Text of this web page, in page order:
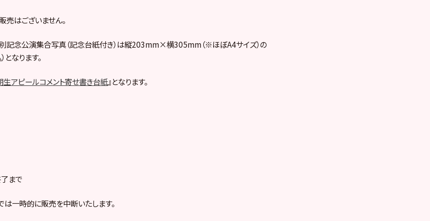
はございません。
念公演集合写真（記念台紙付き）は縦203mm×横305mm（※ほぼA4サイズ）の
なります。
生アピールコメント寄せ書き台紙』となります。
まで
一時的に販売を中断いたします。